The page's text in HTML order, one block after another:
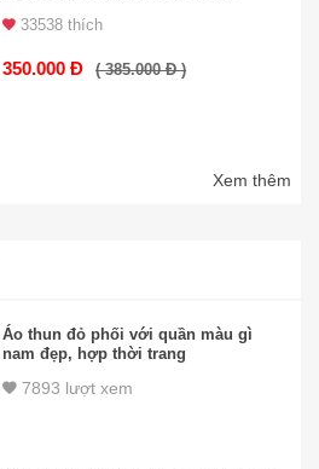
33538 thích
350.000 Đ ( 385.000 Đ )
Xem thêm
Áo thun đỏ phối với quần màu gì
nam đẹp, hợp thời trang
7893 lượt xem